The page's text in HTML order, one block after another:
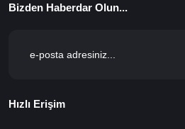
Bizden Haberdar Olun...
Hızlı Erişim